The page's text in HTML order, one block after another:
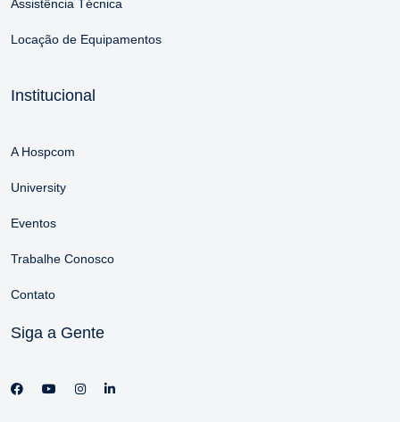
Assistência Técnica
Locação de Equipamentos
Institucional
A Hospcom
University
Eventos
Trabalhe Conosco
Contato
Siga a Gente